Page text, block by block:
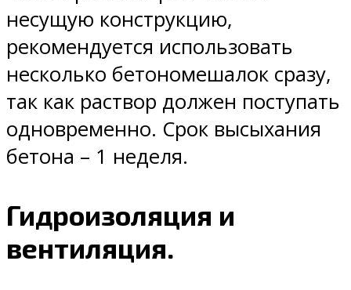
несущую конструкцию,
рекомендуется использовать
несколько бетономешалок сразу,
так как раствор должен поступать
одновременно. Срок высыхания
бетона – 1 неделя.
Гидроизоляция и
вентиляция.